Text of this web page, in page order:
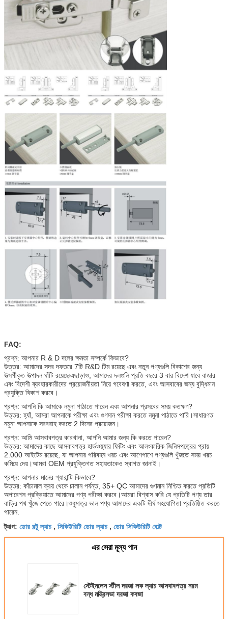
FAQ:
প্রশ্ন: আপনার R & D দলের ক্ষমতা সম্পর্কে কিভাবে?
উত্তর: আমাদের সদর দফতরে 7টি R&D টিম রয়েছে এবং নতুন পণ্যগুলি বিকাশের জন্য
উত্সর্গীকৃত উত্পাদন ঘাঁটি রয়েছে৷এছাড়াও, আমাদের দলগুলি প্রতি বছরে 3 বার বিদেশ যাবে বাজার
এবং বিদেশী ব্যবহারকারীদের প্রয়োজনীয়তা নিয়ে গবেষণা করতে, এবং আসবাবের জন্য বুদ্ধিমান
প্রযুক্তি বিকাশ করবে।
প্রশ্ন: আপনি কি আমাকে নমুনা পাঠাতে পারেন এবং আপনার প্রসবের সময় কতক্ষণ?
উত্তর: হ্যাঁ, আমরা আপনাকে পরীক্ষা এবং গুণমান পরীক্ষা করতে নমুনা পাঠাতে পারি।সাধারণত
নমুনা আপনাকে সরবরাহ করতে 2 দিনের প্রয়োজন।
প্রশ্ন: আমি আসবাবপত্র কারখানা, আপনি আমার জন্য কি করতে পারেন?
উত্তর: আমাদের কাছে আসবাবপত্র হার্ডওয়্যার ফিটিং এবং আলংকারিক জিনিসপত্রের প্রায়
2.000 আইটেম রয়েছে, যা আপনার পরিবহন খরচ এবং আশেপাশে পণ্যগুলি খুঁজতে সময় খরচ
কমিয়ে দেয়।আমরা OEM প্রযুক্তিগত সহায়তাকেও স্বাগত জানাই।
প্রশ্ন: আপনার মানের গ্যারান্টি কিভাবে?
উত্তর: কাঁচামাল ক্রয় থেকে চালান পর্যন্ত, 35+ QC আমাদের গুণমান নিশ্চিত করতে প্রতিটি
অপারেশন প্রক্রিয়াতে আমাদের পণ্য পরীক্ষা করবে।আমরা বিশ্বাস করি যে প্রতিটি পণ্য তার
বাড়ির পথ খুঁজে পেতে পারে।শুধুমাত্র ভাল পণ্য আমাদের একটি দীর্ঘ সহযোগিতা প্রতিষ্ঠিত করতে
পারেন.
ট্যাগ: ডোর বল্টু ল্যাচ, সিকিউরিটি ডোর ল্যাচ, ডোর সিকিউরিটি বোল্ট
এর সেরা মূল্য পান
স্টেইনলেস স্টীল দরজা লক ল্যাচ আসবাবপত্র নরম
বন্ধ মন্ত্রিসভা দরজা কবজা